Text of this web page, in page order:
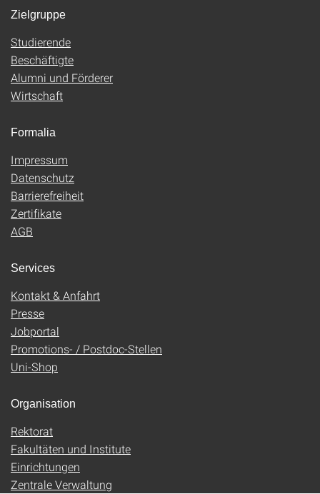
Zielgruppe
Studierende
Beschäftigte
Alumni und Förderer
Wirtschaft
Formalia
Impressum
Datenschutz
Barrierefreiheit
Zertifikate
AGB
Services
Kontakt & Anfahrt
Presse
Jobportal
Promotions- / Postdoc-Stellen
Uni-Shop
Organisation
Rektorat
Fakultäten und Institute
Einrichtungen
Zentrale Verwaltung